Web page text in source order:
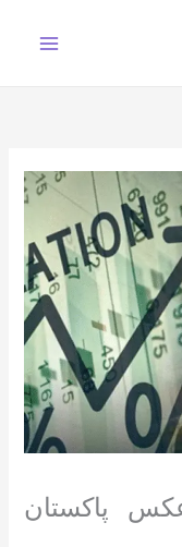
پاکستان